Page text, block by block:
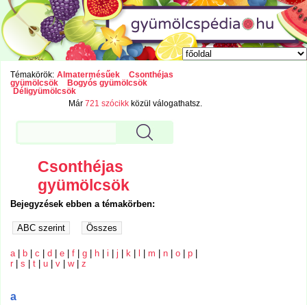
Témakörök: Almatermésűek
Csonthéjas
gyümölcsök
Bogyós gyümölcsök
Déligyümölcsök
Már721 szócikk közül válogathatsz.
Csonthéjas
gyümölcsök
Bejegyzések ebben a témakörben:
a |b |c |d |e |f |g | h |i |j |k |l |m |n |o |p |
r |s |t |u |v |w|z
a